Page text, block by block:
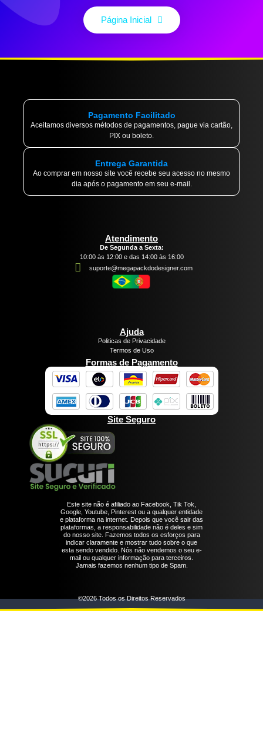
Página Inicial
Pagamento Facilitado
Aceitamos diversos métodos de pagamentos, pague via cartão,
PIX ou boleto.
Entrega Garantida
Ao comprar em nosso site você recebe seu acesso no mesmo
dia após o pagamento em seu e-mail.
Atendimento
De Segunda a Sexta:
10:00 às 12:00 e das 14:00 às 16:00
suporte@megapackdodesigner.com
Ajuda
Politicas de Privacidade
Termos de Uso
Formas de Pagamento
Site Seguro
Este site não é afiliado ao Facebook, Tik Tok,
Google, Youtube, Pinterest ou a qualquer entidade
e plataforma na internet. Depois que você sair das
plataformas, a responsabilidade não é deles e sim
do nosso site. Fazemos todos os esforços para
indicar claramente e mostrar tudo sobre o que
esta sendo vendido. Nós não vendemos o seu e-
mail ou qualquer informação para terceiros.
Jamais fazemos nenhum tipo de Spam.
©2026 Todos os Direitos Reservados